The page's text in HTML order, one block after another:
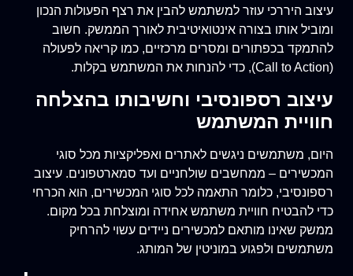
עיצוב היררכי עוזר למשתמש להבין את רצף הפעולות הנכון
ומוביל אותו בצורה אינטואיטיבית לאורך הממשק. חשוב
להתמקד בכפתורים ומסרים מרכזיים, כמו קריאה לפעולה
(Call to Action), כדי להנחות את המשתמש בקלות.
עיצוב רספונסיבי וחשיבותו בהצלחה
חוויית המשתמש
היום, משתמשים ניגשים לאתרים ואפליקציות מכל סוגי
המכשירים – ממחשבים שולחניים ועד סמארטפונים. עיצוב
רספונסיבי, כלומר התאמה לכל סוגי המכשירים, הוא הכרחי
כדי להבטיח חוויית משתמש אחידה ומוצלחת בכל מקום.
ממשק שאינו מותאם למכשירים ניידים עשוי להרחיק
משתמשים ולפגוע במוניטין של המותג.